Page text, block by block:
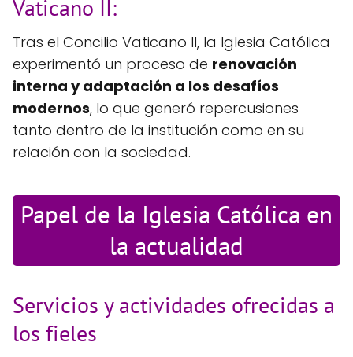
Vaticano II:
Tras el Concilio Vaticano II, la Iglesia Católica
experimentó un proceso de renovación
interna y adaptación a los desafíos
modernos, lo que generó repercusiones
tanto dentro de la institución como en su
relación con la sociedad.
Papel de la Iglesia Católica en
la actualidad
Servicios y actividades ofrecidas a
los fieles